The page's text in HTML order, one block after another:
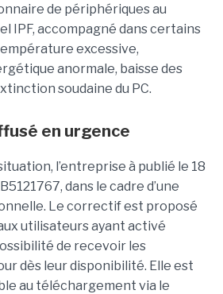
de périphériques au
IPF, accompagné dans certains
excessive,
anormale, baisse des
soudaine du PC.
en urgence
l’entreprise à publié le 18
dans le cadre d’une
Le correctif est proposé
utilisateurs ayant activé
de recevoir les
dès leur disponibilité. Elle est
au téléchargement via le